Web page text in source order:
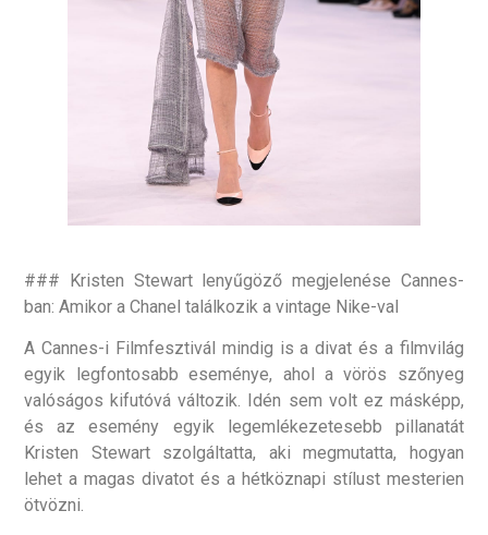
### Kristen Stewart lenyűgöző megjelenése Cannes-
ban: Amikor a Chanel találkozik a vintage Nike-val
A Cannes-i Filmfesztivál mindig is a divat és a filmvilág
egyik legfontosabb eseménye, ahol a vörös szőnyeg
valóságos kifutóvá változik. Idén sem volt ez másképp,
és az esemény egyik legemlékezetesebb pillanatát
Kristen Stewart szolgáltatta, aki megmutatta, hogyan
lehet a magas divatot és a hétköznapi stílust mesterien
ötvözni.